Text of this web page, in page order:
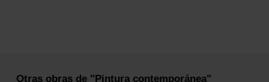
Otras obras de "Pintura contemporánea"